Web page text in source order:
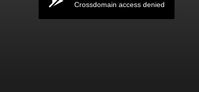
Crossdomain access denied